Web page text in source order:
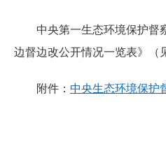
中央第一生态环境保护督
边督边改公开情况一览表》（
附件： 中央生态环境保护